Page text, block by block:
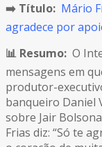
➡️ Título: Mário
agradece por
📊 Resumo: O
mensagens em
produtor-
banqueiro Daniel
sobre Jair
Frias diz: “Só te